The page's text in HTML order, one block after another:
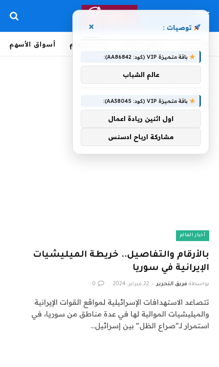
أخبار العالم أسواق الأسهم
الميليشيات
أخبار العالم
بالأرقام والتفاصيل.. خريطة الميليشيات
الإيرانية في سوريا
بواسطة فريق التحرير 22 فبراير، 2024 0
تتصاعد الاستهدافات الإسرائيلية لمواقع القوات الإيرانية
والميليشيات الموالية لها في عدة مناطق من سوريا، في
استمرار لـ”صراع الظل” بين إسرائيل…
توصيات : ×
باقة متميزة VIP (كود: AA86842):
عالم الشباب
باقة متميزة VIP (كود: AA38045):
اول اثنين ريادة اعمال
مشاركة ارباح ادسنس